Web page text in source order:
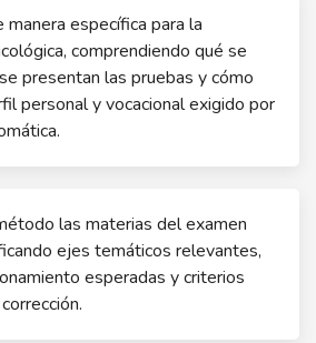
manera específica para la
comprendiendo qué se
presentan las pruebas y cómo
personal y vocacional exigido por
las materias del examen
ejes temáticos relevantes,
esperadas y criterios